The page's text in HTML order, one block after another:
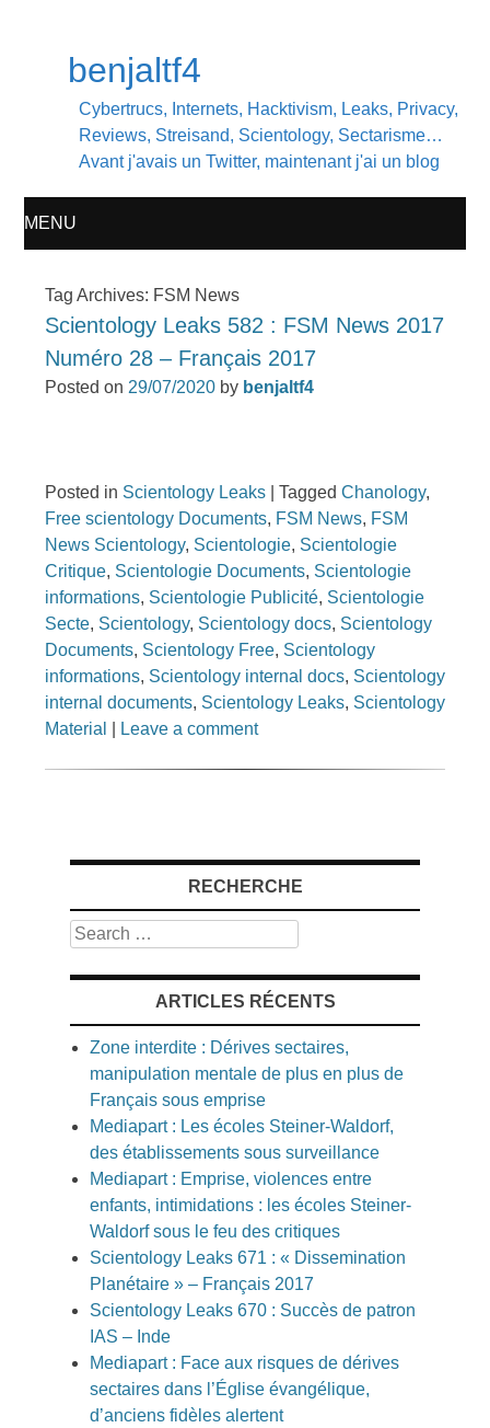
benjaltf4
Cybertrucs, Internets, Hacktivism, Leaks, Privacy,
Reviews, Streisand, Scientology, Sectarisme…
Avant j'avais un Twitter, maintenant j'ai un blog
MENU
TO
CONTENT
Tag Archives: FSM News
Scientology Leaks 582 : FSM News 2017
Numéro 28 – Français 2017
Posted on 29/07/2020 by benjaltf4
Posted in Scientology Leaks |TaggedChanology,
Free scientology Documents, FSM News, FSM
News Scientology, Scientologie, Scientologie
Critique, Scientologie Documents, Scientologie
informations, Scientologie Publicité, Scientologie
Secte, Scientology, Scientology docs, Scientology
Documents, Scientology Free, Scientology
informations, Scientology internal docs, Scientology
internal documents, Scientology Leaks, Scientology
Material
Leave a comment
RECHERCHE
Search
ARTICLES RÉCENTS
Zone interdite : Dérives sectaires,
manipulation mentale de plus en plus de
Français sous emprise
Mediapart : Les écoles Steiner-Waldorf,
des établissements sous surveillance
Mediapart : Emprise, violences entre
enfants, intimidations : les écoles Steiner-
Waldorf sous le feu des critiques
Scientology Leaks 671 : « Dissemination
Planétaire » – Français 2017
Scientology Leaks 670 : Succès de patron
IAS – Inde
Mediapart : Face aux risques de dérives
sectaires dans l’Église évangélique,
d’anciens fidèles alertent